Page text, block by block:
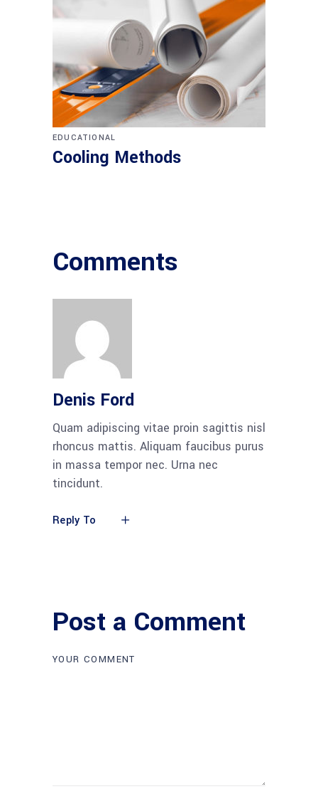
EDUCATIONAL
Cooling Methods
Comments
Denis Ford
Quam adipiscing vitae proin sagittis nisl
rhoncus mattis. Aliquam faucibus purus
in massa tempor nec. Urna nec
tincidunt.
Reply To
Post a Comment